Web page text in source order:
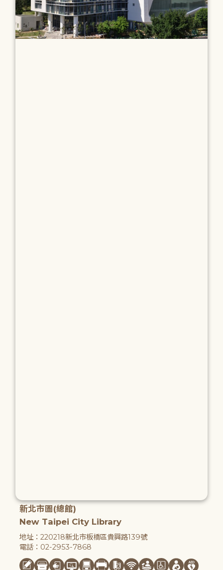
新北市圖(總館)
New Taipei City Library
地址：220218新北市板橋區貴興路139號
電話：02-2953-7868